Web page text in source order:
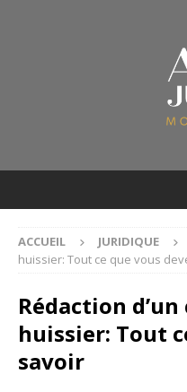
ACCUEIL JURIDIQUE
huissier: Tout ce que vous
Rédaction
huissier: Tout
savoir